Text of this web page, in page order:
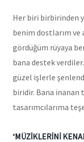
Her biri birbirinden
benim dostlarım ve
gördüğüm rüyaya
bana destek
güzel işlerle
biridir. Bana inanan
tasarımcılarıma
‘MÜZİKLERİNİ